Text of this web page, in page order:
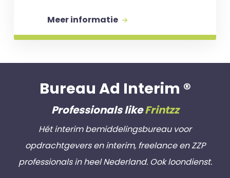
Meer informatie
Bureau Ad Interim ®
Professionals likeFrintzz
Hét interim bemiddelingsbureau voor
opdrachtgevers en interim, freelance en ZZP
professionals in heel Nederland. Ook loondienst.